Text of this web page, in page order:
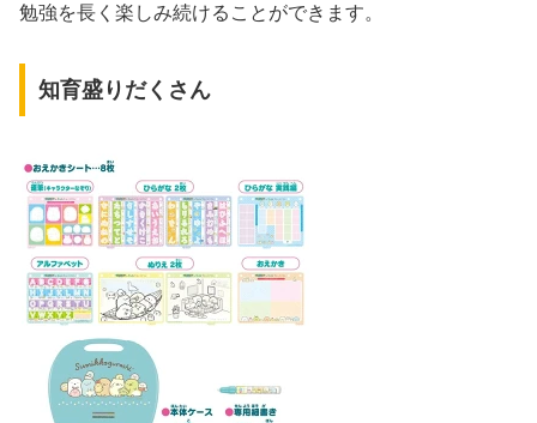
勉強を長く楽しみ続けることができます。
知育盛りだくさん